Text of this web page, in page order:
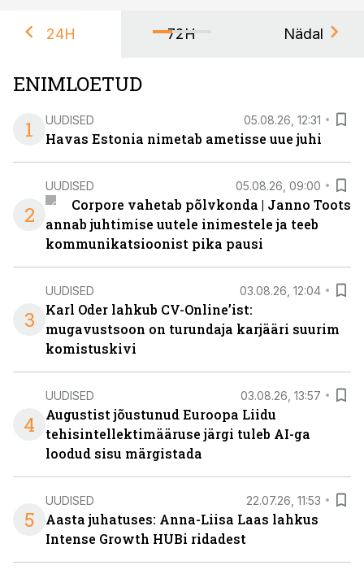
24H 72H Nädal
ENIMLOETUD
1
UUDISED 05.08.26, 12:31
Havas Estonia nimetab ametisse uue juhi
2
UUDISED 05.08.26, 09:00
Corpore vahetab põlvkonda | Janno Toots
annab juhtimise uutele inimestele ja teeb
kommunikatsioonist pika pausi
3
UUDISED 03.08.26, 12:04
Karl Oder lahkub CV-Online’ist:
mugavustsoon on turundaja karjääri suurim
komistuskivi
4
UUDISED 03.08.26, 13:57
Augustist jõustunud Euroopa Liidu
tehisintellektimääruse järgi tuleb AI-ga
loodud sisu märgistada
5
UUDISED 22.07.26, 11:53
Aasta juhatuses: Anna-Liisa Laas lahkus
Intense Growth HUBi ridadest